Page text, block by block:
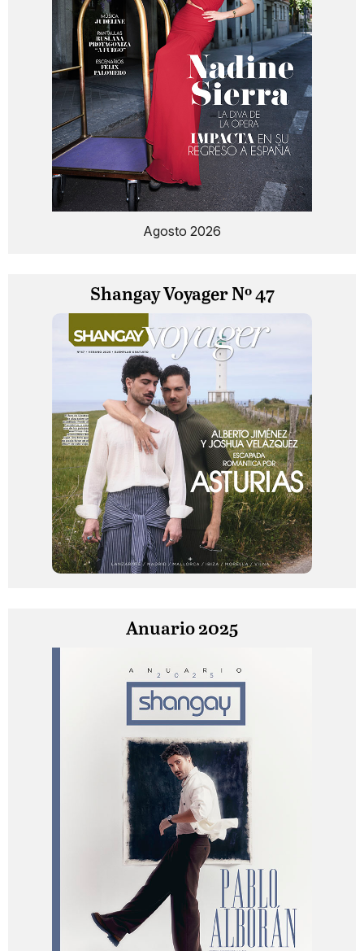
Agosto 2026
Shangay Voyager Nº 47
Anuario 2025